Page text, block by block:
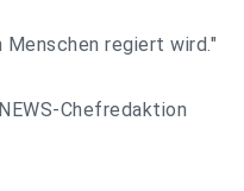
regiert wird."
Chefredaktion